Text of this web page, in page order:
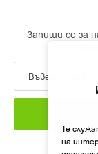
Те
на
Запиши се за